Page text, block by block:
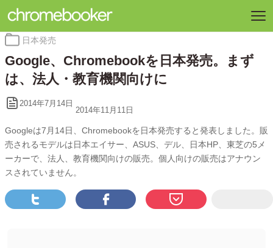
カ
ゴ
リ
ー:
日本発売
Google、Chromebookを日本発売。まず
は、法人・教育機関向けに
2014年7月14日
2014年11月11日
Googleは7月14日、Chromebookを日本発売すると発表しました。販
売されるモデルは日本エイサー、ASUS、デル、日本HP、東芝の5メ
ーカーで、法人、教育機関向けの販売。個人向けの販売はアナウン
スされていません。